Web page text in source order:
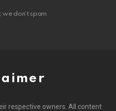
we don't spam
respective owners. All content